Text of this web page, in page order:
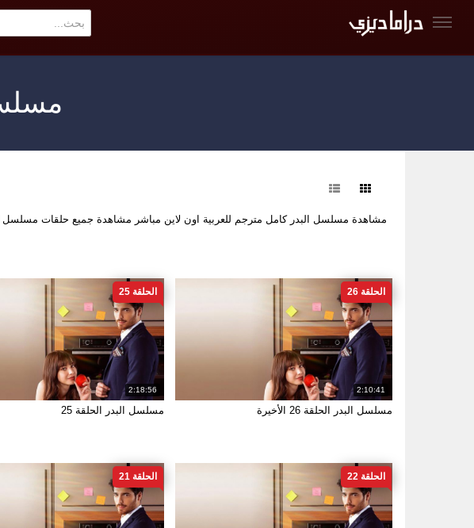
مشاهدة مسلسل البدر كامل مترجم للعربية اون لاين مباشر مشاهدة جميع حلقات
2:10:41
الحلقة 26
مسلسل البدر الحلقة 26 الأخيرة
2:18:56
الحلقة 25
مسلسل البدر الحلقة 25
الحلقة 22 الحلقة 21